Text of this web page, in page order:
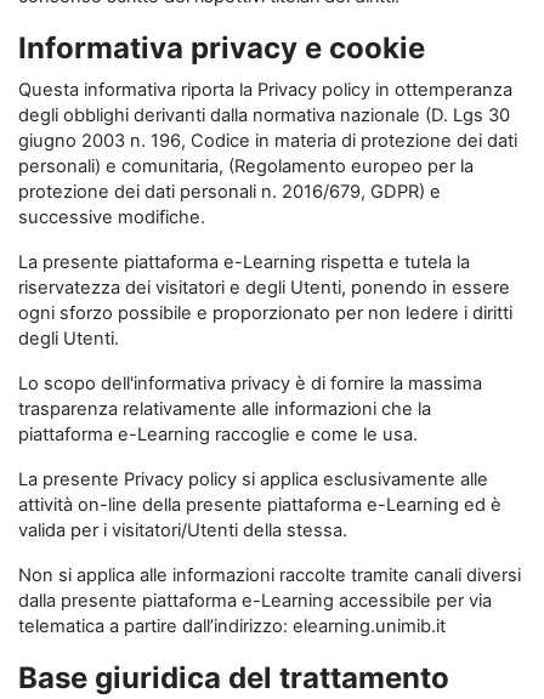
Informativa privacy e cookie
Questa informativa riporta la Privacy policy in ottemperanza
degli obblighi derivanti dalla normativa nazionale (D. Lgs 30
giugno 2003 n. 196, Codice in materia di protezione dei dati
personali) e comunitaria, (Regolamento europeo per la
protezione dei dati personali n. 2016/679, GDPR) e
successive modifiche.
La presente piattaforma e-Learning rispetta e tutela la
riservatezza dei visitatori e degli Utenti, ponendo in essere
ogni sforzo possibile e proporzionato per non ledere i diritti
degli Utenti.
Lo scopo dell'informativa privacy è di fornire la massima
trasparenza relativamente alle informazioni che la
piattaforma e-Learning raccoglie e come le usa.
La presente Privacy policy si applica esclusivamente alle
attività on-line della presente piattaforma e-Learning ed è
valida per i visitatori/Utenti della stessa.
Non si applica alle informazioni raccolte tramite canali diversi
dalla presente piattaforma e-Learning accessibile per via
telematica a partire dall’indirizzo: elearning.unimib.it
Base giuridica del trattamento